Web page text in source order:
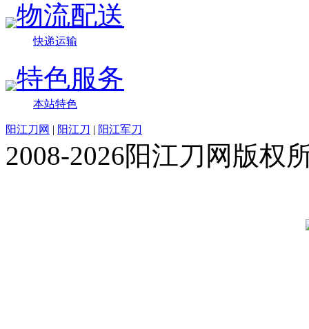
物流配送
快递运输
特色服务
本站特色
阳江刀网 | 阳江刀 | 阳江军刀
2008-2026阳江刀网版权